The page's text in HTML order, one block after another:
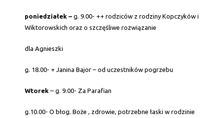
poniedziałek – g. 9.00- ++ rodziców z rodziny Kopczyków i
Wiktorowskich oraz o szczęśliwe rozwiązanie
dla Agnieszki
g. 18.00- + Janina Bajor – od uczestników pogrzebu
Wtorek – g. 9.00- Za Parafian
g.10.00- O błog. Boże , zdrowie, potrzebne łaski w rodzinie